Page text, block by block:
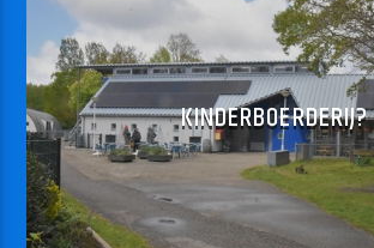
KINDERBOERDERIJ?